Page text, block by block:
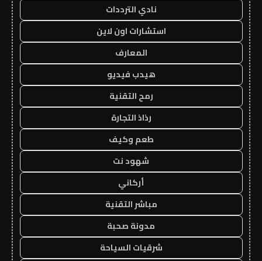
نادي الترددات
استشارات اون لاين
المعارف
هيدب فيديو
رمح التقنية
رذاذ التجارة
طعم وكيف
شهود نت
أركاني
مباشر التقنية
مدونة صحبة
شرقيات السياحة